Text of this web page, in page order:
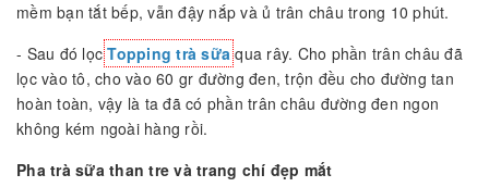
mềm bạn tắt bếp, vẫn đậy nắp và ủ trân châu trong 10 phút.
- Sau đó lọcTopping trà sữaqua rây. Cho phần trân châu đã
lọc vào tô, cho vào 60 gr đường đen, trộn đều cho đường tan
hoàn toàn, vậy là ta đã có phần trân châu đường đen ngon
không kém ngoài hàng rồi.
Pha trà sữa than tre và trang chí đẹp mắt